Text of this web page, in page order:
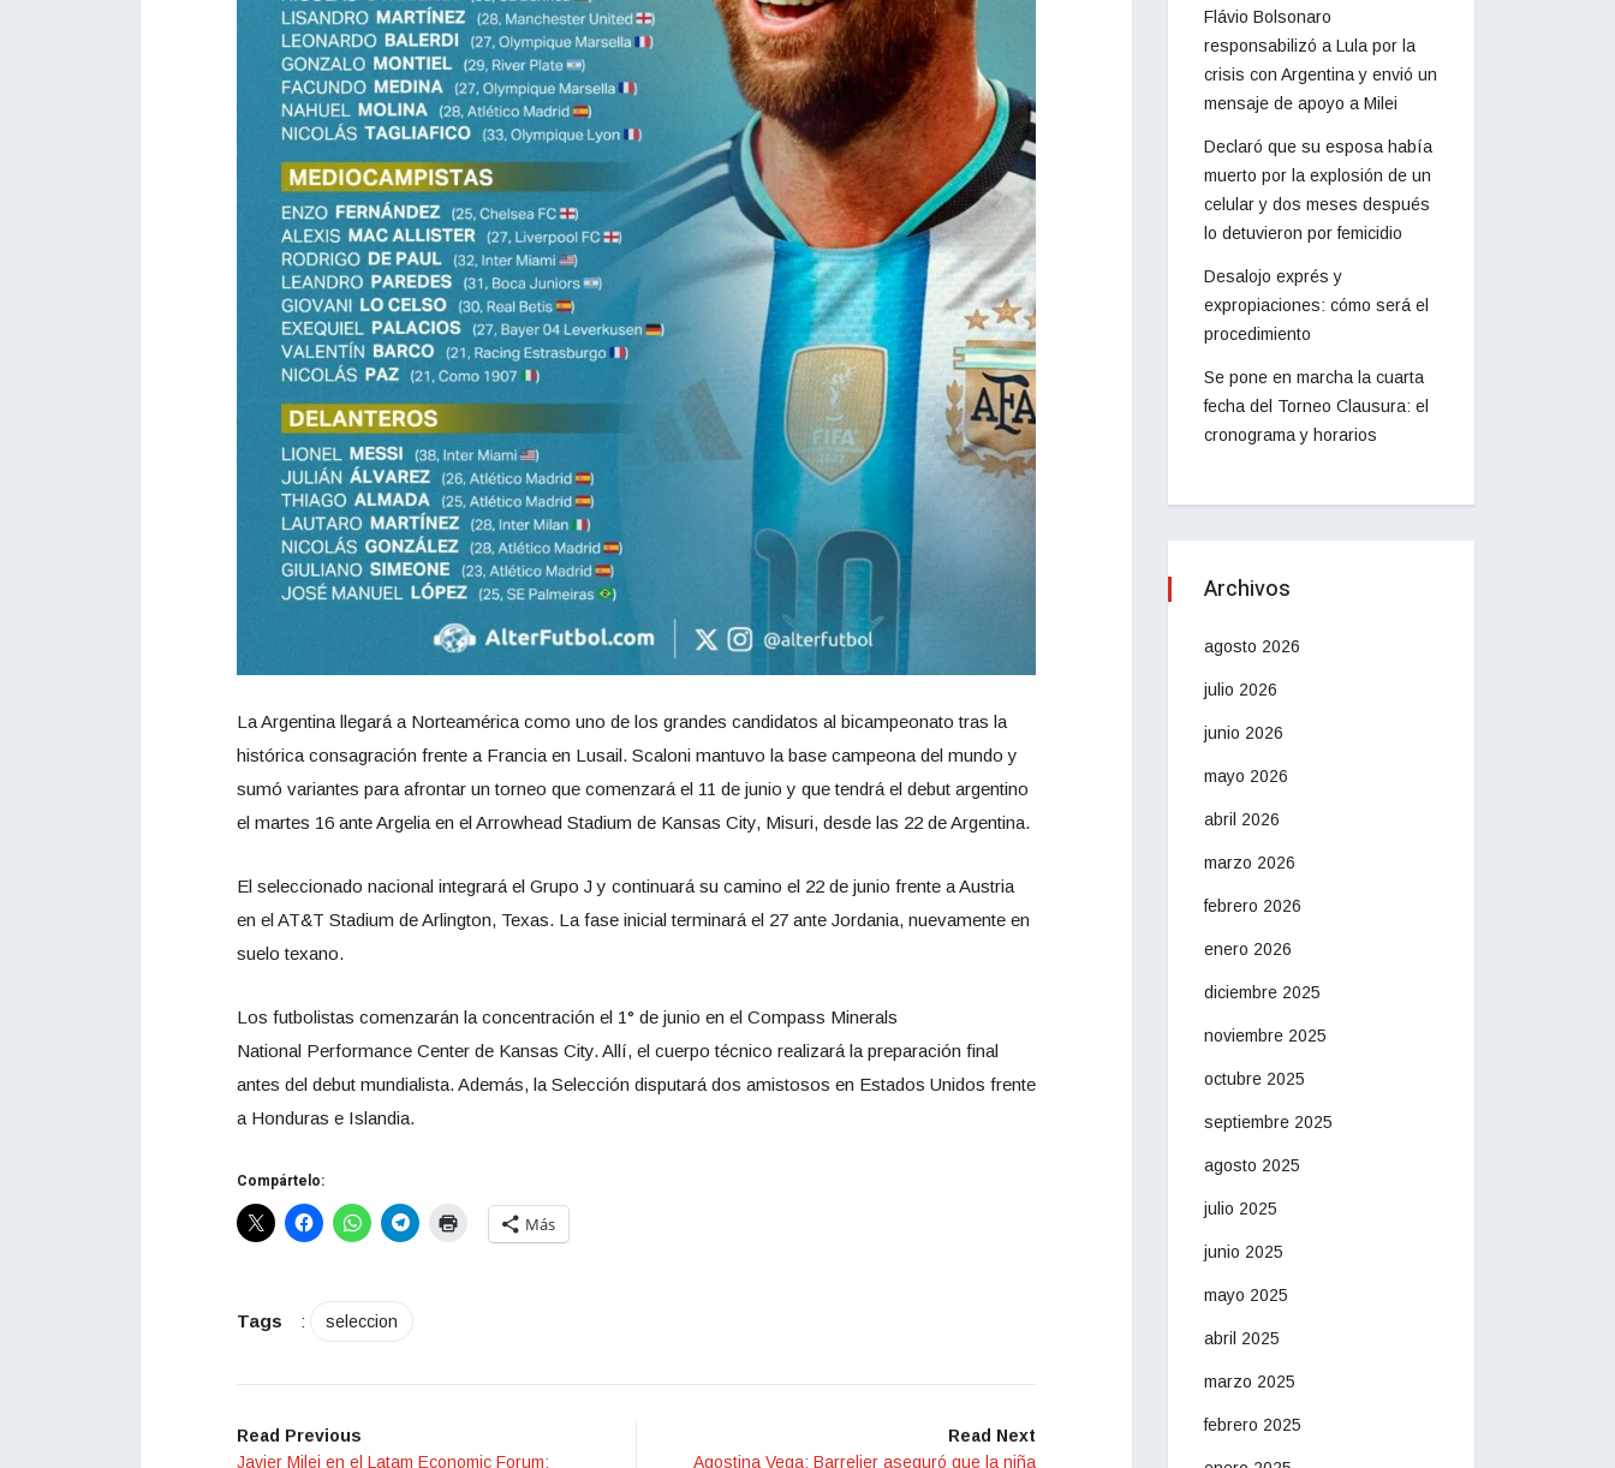
La Argentina llegará a Norteamérica como uno de los grandes candidatos al bicampeonato tras la
histórica consagración frente a Francia en Lusail. Scaloni mantuvo la base campeona del mundo y
sumó variantes para afrontar un torneo que comenzará el 11 de junio y que tendrá el debut argentino
el martes 16 ante Argelia en el Arrowhead Stadium de Kansas City, Misuri, desde las 22 de Argentina.
El seleccionado nacional integrará el Grupo J y continuará su camino el 22 de junio frente a Austria
en el AT&T Stadium de Arlington, Texas. La fase inicial terminará el 27 ante Jordania, nuevamente en
suelo texano.
Los futbolistas comenzarán la concentración el 1° de junio en el Compass Minerals
National Performance Center de Kansas City. Allí, el cuerpo técnico realizará la preparación final
antes del debut mundialista. Además, la Selección disputará dos amistosos en Estados Unidos frente
a Honduras e Islandia.
Compártelo:
Más
Tags : seleccion
Read Previous
Javier Milei en el Latam Economic Forum:
Read Next
Agostina Vega: Barrelier aseguró que la niña
Flávio Bolsonaro
responsabilizó a Lula por la
crisis con Argentina y envió un
mensaje de apoyo a Milei
Declaró que su esposa había
muerto por la explosión de un
celular y dos meses después
lo detuvieron por femicidio
Desalojo exprés y
expropiaciones: cómo será el
procedimiento
Se pone en marcha la cuarta
fecha del Torneo Clausura: el
cronograma y horarios
Archivos
agosto 2026
julio 2026
junio 2026
mayo 2026
abril 2026
marzo 2026
febrero 2026
enero 2026
diciembre 2025
noviembre 2025
octubre 2025
septiembre 2025
agosto 2025
julio 2025
junio 2025
mayo 2025
abril 2025
marzo 2025
febrero 2025